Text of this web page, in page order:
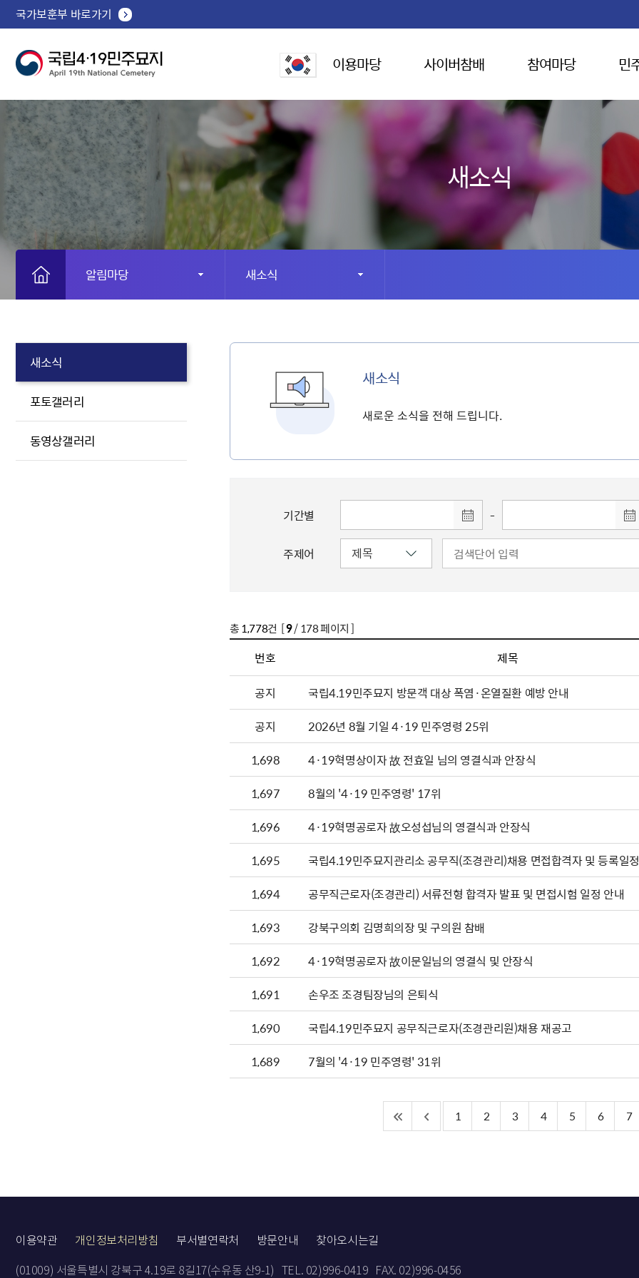
국가보훈부 바로가기
이용마당 사이버참배 참여마당 민
새소식
알림마당 새소식
새소식
포토갤러리
동영상갤러리
새소식
새로운 소식을 전해 드립니다.
기간별 -
주제어
총1,778건 [9/ 178 페이지 ]
번호 제목
공지
국립4.19민주묘지 방문객 대상 폭염·온열질환 예방 안내
공지
2026년 8월 기일 4·19 민주영령 25위
1,698
4·19혁명상이자 故 전효일 님의 영결식과 안장식
1,697
8월의 '4·19 민주영령' 17위
1,696
4·19혁명공로자 故오성섭님의 영결식과 안장식
1,695
국립4.19민주묘지관리소 공무직(조경관리)채용 면접합격자 및 등록일
1,694
공무직근로자(조경관리) 서류전형 합격자 발표 및 면접시험 일정 안내
1,693
강북구의회 김명희의장 및 구의원 참배
1,692
4·19혁명공로자 故이문일님의 영결식 및 안장식
1,691
손우조 조경팀장님의 은퇴식
1,690
국립4.19민주묘지 공무직근로자(조경관리원)채용 재공고
1,689
7월의 '4·19 민주영령' 31위
1 2 3 4 5 6 7
이용약관 개인정보처리방침 부서별연락처 방문안내 찾아오시는길
(01009) 서울특별시 강북구 4.19로 8길17(수유동 산9-1) TEL. 02)996-0419 FAX. 02)996-0456